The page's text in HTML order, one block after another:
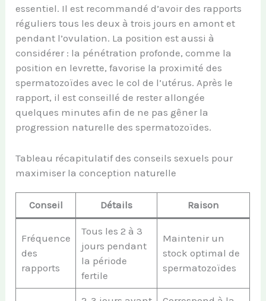
essentiel. Il est recommandé d’avoir des rapports
réguliers tous les deux à trois jours en amont et
pendant l’ovulation. La position est aussi à
considérer : la pénétration profonde, comme la
position en levrette, favorise la proximité des
spermatozoïdes avec le col de l’utérus. Après le
rapport, il est conseillé de rester allongée
quelques minutes afin de ne pas gêner la
progression naturelle des spermatozoïdes.
Tableau récapitulatif des conseils sexuels pour
maximiser la conception naturelle
Conseil Détails Raison
Fréquence
des
rapports
Tous les 2 à 3
jours pendant
la période
fertile
Maintenir un
stock optimal de
spermatozoïdes